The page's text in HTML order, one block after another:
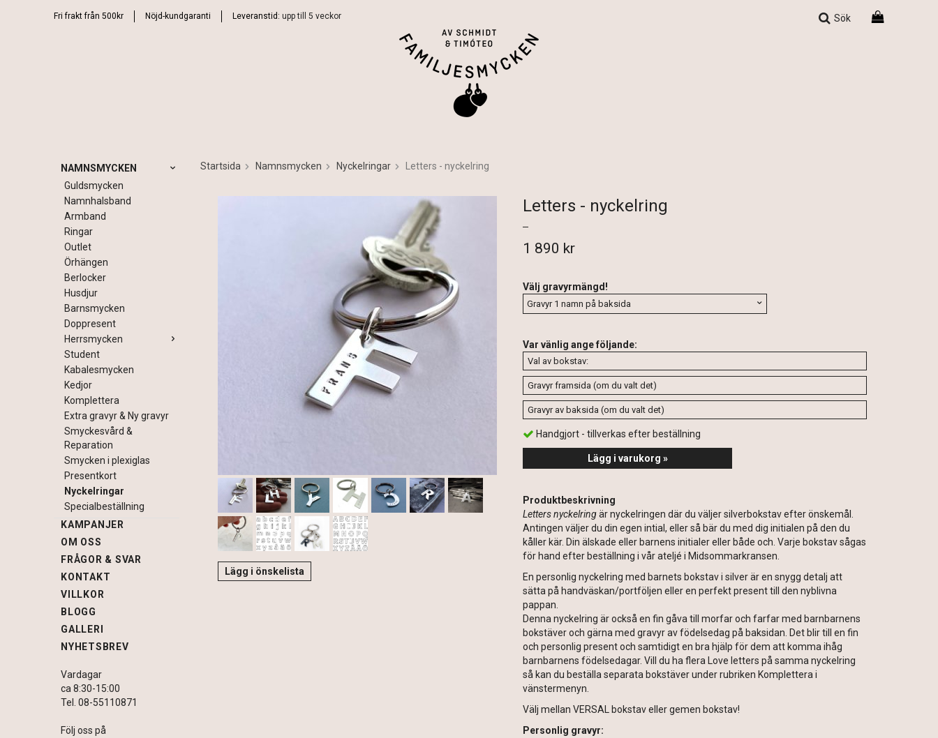
Fri frakt från 500kr Nöjd-kundgaranti Leveranstid: upp till 5 veckor Sök
NAMNSMYCKEN
Guldsmycken
Namnhalsband
Armband
Ringar
Outlet
Örhängen
Berlocker
Husdjur
Barnsmycken
Doppresent
Herrsmycken
Student
Kabalesmycken
Kedjor
Komplettera
Extra gravyr & Ny gravyr
Smyckesvård &
Reparation
Smycken i plexiglas
Presentkort
Nyckelringar
Specialbeställning
KAMPANJER
OM OSS
FRÅGOR & SVAR
KONTAKT
VILLKOR
BLOGG
GALLERI
NYHETSBREV
Vardagar
ca 8:30-15:00
Tel. 08-55110871
Följ oss på
Startsida Namnsmycken Nyckelringar Letters - nyckelring
Letters - nyckelring
1 890 kr
Välj gravyrmängd!
Var vänlig ange följande:
Handgjort - tillverkas efter beställning
Lägg i varukorg »
Produktbeskrivning
Letters nyckelringär nyckelringen där du väljer silverbokstav efter önskemål.
Antingen väljer du din egen intial, eller så bär du med dig initialen på den du
kåller kär. Din älskade eller barnens initialer eller både och. Varje bokstav sågas
för hand efter beställning i vår ateljé i Midsommarkransen.
En personlig nyckelring med barnets bokstav i silver är en snygg detalj att
sätta på handväskan/portföljen eller en perfekt present till den nyblivna
pappan.
Denna nyckelring är också en fin gåva till morfar och farfar med barnbarnens
bokstäver och gärna med gravyr av födelsedag på baksidan. Det blir till en fin
och personlig present och samtidigt en bra hjälp för dem att komma ihåg
barnbarnens födelsedagar. Vill du ha flera Love letters på samma nyckelring
så kan du beställa separata bokstäver under rubriken Komplettera i
vänstermenyn.
Välj mellan VERSAL bokstav eller gemen bokstav!
Personlig gravyr:
Lägg i önskelista